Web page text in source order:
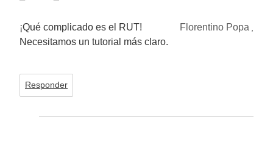
Florentino Popa
¡Qué complicado es el RUT!
Necesitamos un tutorial más claro.
Responder